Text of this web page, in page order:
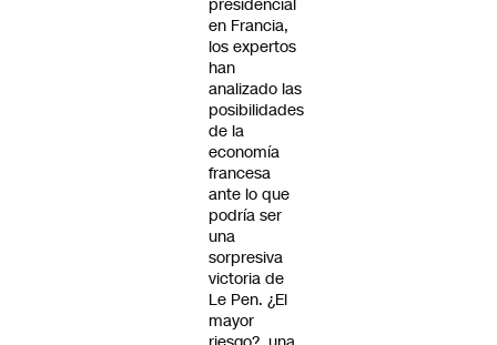
presidencial
en Francia,
los expertos
han
analizado las
posibilidades
de la
economía
francesa
ante lo que
podría ser
una
sorpresiva
victoria de
Le Pen. ¿El
mayor